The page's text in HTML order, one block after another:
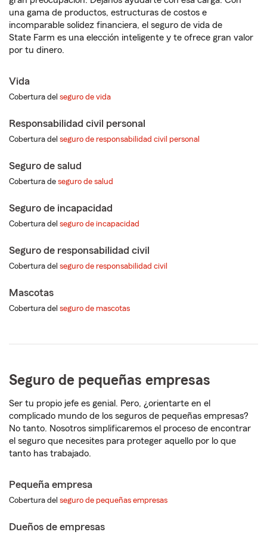
una gama de productos, estructuras de costos e
incomparable solidez financiera, el seguro de vida de
State Farm es una elección inteligente y te ofrece gran valor
por tu dinero.
Vida
Cobertura del seguro de vida
Responsabilidad civil personal
Cobertura del seguro de responsabilidad civil personal
Seguro de salud
Cobertura de seguro de salud
Seguro de incapacidad
Cobertura del seguro de incapacidad
Seguro de responsabilidad civil
Cobertura del seguro de responsabilidad civil
Mascotas
Cobertura del seguro de mascotas
Seguro de pequeñas empresas
Ser tu propio jefe es genial. Pero, ¿orientarte en el
complicado mundo de los seguros de pequeñas empresas?
No tanto. Nosotros simplificaremos el proceso de encontrar
el seguro que necesites para proteger aquello por lo que
tanto has trabajado.
Pequeña empresa
Cobertura del seguro de pequeñas empresas
Dueños de empresas